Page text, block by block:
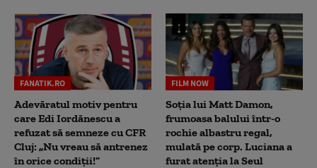
FANATIK.RO
Adevăratul motiv pentru
care Edi Iordănescu a
refuzat să semneze cu CFR
Cluj: „Nu vreau să antrenez
în orice condiții!”
FILM NOW
Soția lui Matt Damon,
frumoasa balului într-o
rochie albastru regal,
mulată pe corp. Luciana a
furat atenția la Seul